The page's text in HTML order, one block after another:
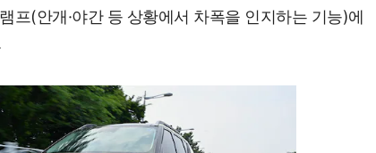
프(안개·야간 등 상황에서 차폭을 인지하는 기능)에